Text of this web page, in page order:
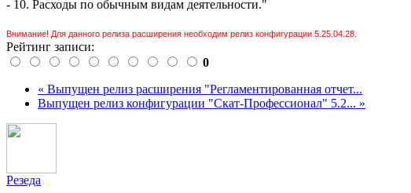
- 10. Расходы по обычным видам деятельности."
Внимание! Для данного релиза расширения необходим релиз конфигурации 5.25.04.28.
Рейтинг записи:
0
« Выпущен релиз расширения "Регламентированная отчет...
Выпущен релиз конфигурации "Скат-Профессионал" 5.2... »
Резеда